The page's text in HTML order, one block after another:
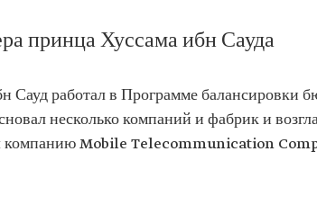
имени короля Сауда Получил степень
принца Хуссама ибн Сауда
Сауд работал в Программе балансировки
несколько компаний и фабрик и
компанию Mobile Telecommunication